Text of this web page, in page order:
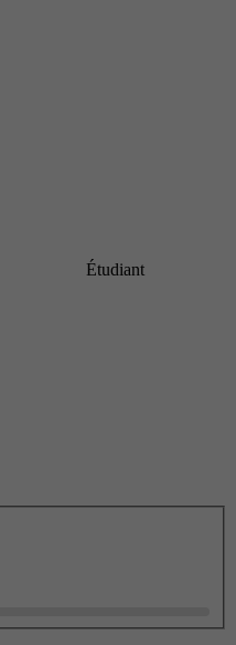
Étudiant